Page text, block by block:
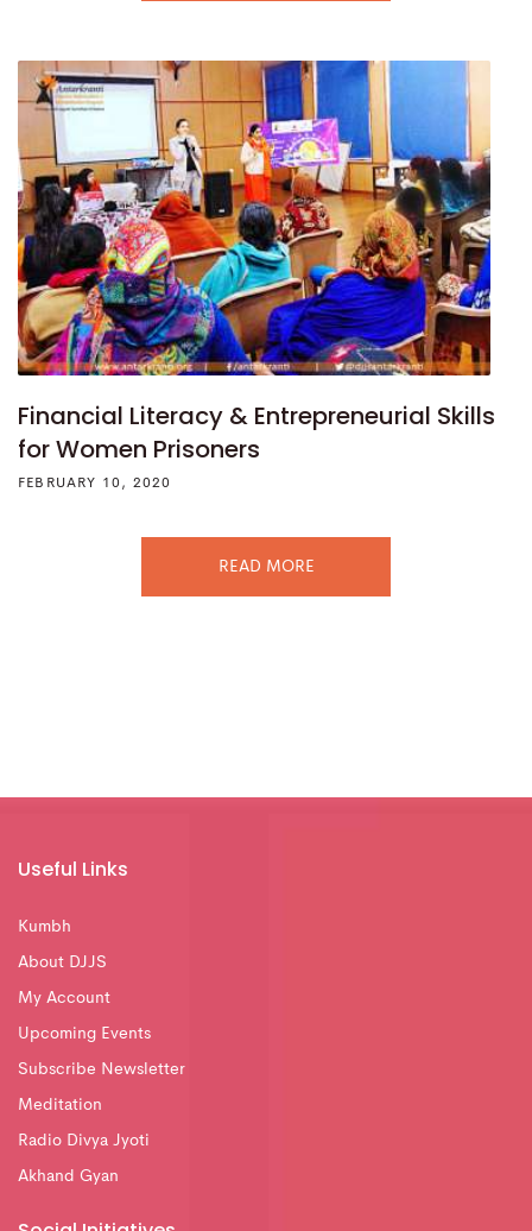
Financial Literacy & Entrepreneurial Skills
for Women Prisoners
FEBRUARY 10, 2020
READ MORE
Useful Links
Kumbh
About DJJS
My Account
Upcoming Events
Subscribe Newsletter
Meditation
Radio Divya Jyoti
Akhand Gyan